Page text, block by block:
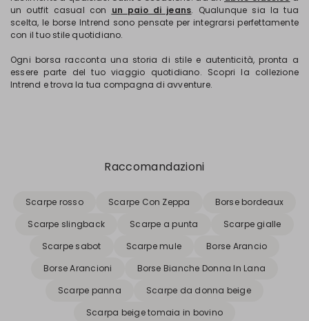
un outfit casual con un paio di jeans. Qualunque sia la tua
scelta, le borse Intrend sono pensate per integrarsi perfettamente
con il tuo stile quotidiano.
Ogni borsa racconta una storia di stile e autenticità, pronta a
essere parte del tuo viaggio quotidiano. Scopri la collezione
Intrend e trova la tua compagna di avventure.
Raccomandazioni
Scarpe rosso Scarpe Con Zeppa
Borse bordeaux
Scarpe slingback
Scarpe a punta
Scarpe gialle
Scarpe sabot
Scarpe mule
Borse Arancio
Borse Arancioni
Borse Bianche Donna In Lana
Scarpe panna
Scarpe da donna beige
Scarpa beige tomaia in bovino